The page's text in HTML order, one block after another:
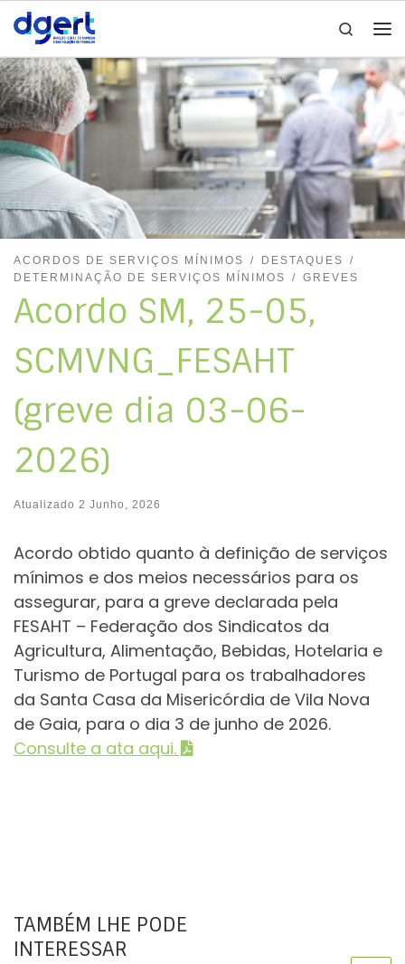
Skip to content
Search
ACORDOS DE SERVIÇOS MÍNIMOS
DESTAQUES
DETERMINAÇÃO DE SERVIÇOS MÍNIMOS
GREVES
Acordo SM, 25-05,
SCMVNG_FESAHT
(greve dia 03-06-
2026)
Atualizado 2 Junho, 2026
Acordo obtido quanto à definição de serviços
mínimos e dos meios necessários para os
assegurar, para a greve declarada pela
FESAHT – Federação dos Sindicatos da
Agricultura, Alimentação, Bebidas, Hotelaria e
Turismo de Portugal para os trabalhadores
da Santa Casa da Misericórdia de Vila Nova
de Gaia, para o dia 3 de junho de 2026.
Consulte a ata aqui.
TAMBÉM LHE PODE
INTERESSAR